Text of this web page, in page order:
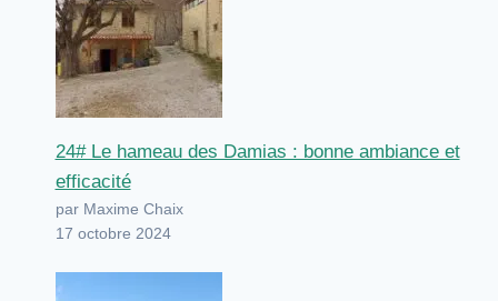
24# Le hameau des Damias : bonne ambiance et
efficacité
par Maxime Chaix
17 octobre 2024